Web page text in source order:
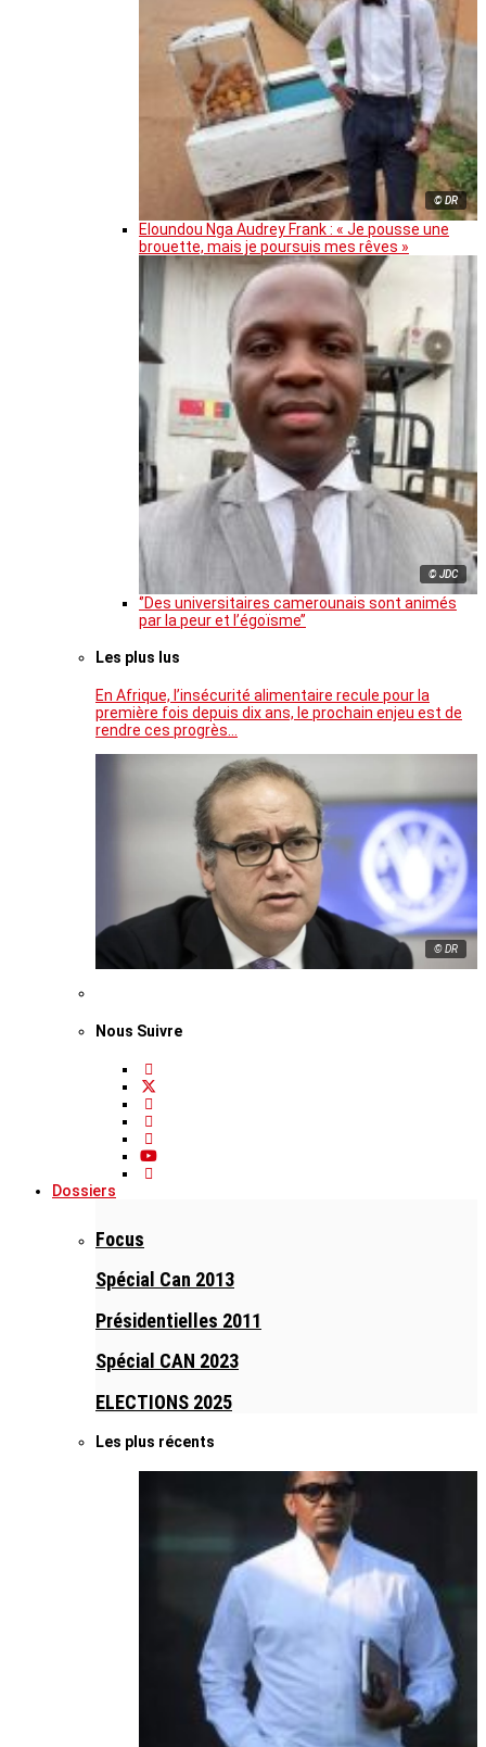
© DR
Eloundou Nga Audrey Frank : « Je pousse une
brouette, mais je poursuis mes rêves »
© JDC
‘’Des universitaires camerounais sont animés
par la peur et l’égoïsme’’
Les plus lus
En Afrique, l’insécurité alimentaire recule pour la
première fois depuis dix ans, le prochain enjeu est de
rendre ces progrès…
© DR
Nous Suivre
Dossiers
Focus
Spécial Can 2013
Présidentielles 2011
Spécial CAN 2023
ELECTIONS 2025
Les plus récents